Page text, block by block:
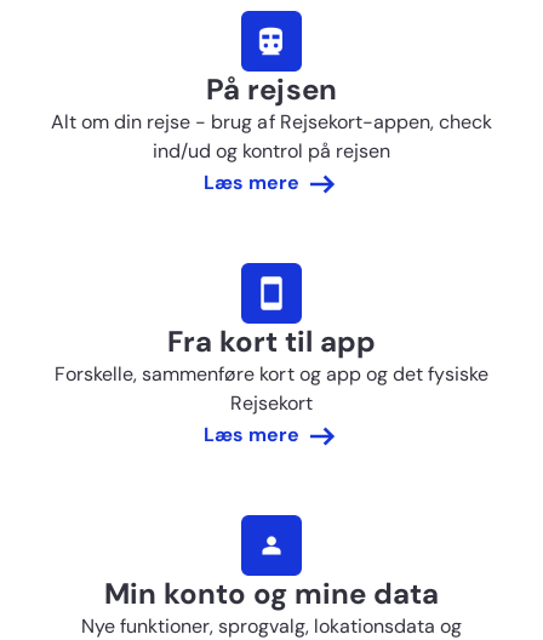
På rejsen
Alt om din rejse - brug af Rejsekort-appen, check
ind/ud og kontrol på rejsen
Læs mere
Fra kort til app
Forskelle, sammenføre kort og app og det fysiske
Rejsekort
Læs mere
Min konto og mine data
Nye funktioner, sprogvalg, lokationsdata og